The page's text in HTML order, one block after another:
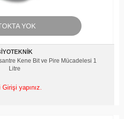
YOK
Kene Bit ve Pire Mücadelesi 1
Litre
Girişi yapınız.